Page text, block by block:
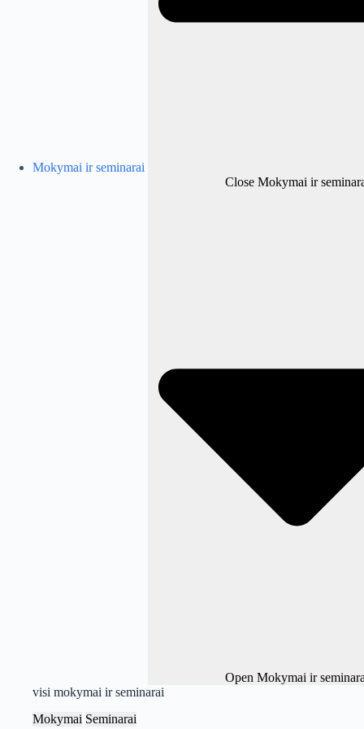
Mokymai ir seminarai
Close Mokymai ir
Open Mokymai ir
visi mokymai ir seminarai
Mokymai Seminarai